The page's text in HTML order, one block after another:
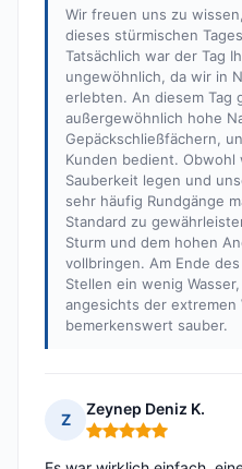
Wir freuen uns zu
dieses stürmischen
Tatsächlich war der Tag
ungewöhnlich, da wir in
erlebten. An diesem Tag
außergewöhnlich hohe
Gepäckschließfächern,
Kunden bedient.
Sauberkeit legen und
sehr häufig Rundgänge
Standard zu
Sturm und dem hohen
vollbringen. Am Ende
Stellen ein wenig
angesichts der extremen
bemerkenswert sauber.
Z
Zeynep Deniz K.
Hinweis: 5 von 5